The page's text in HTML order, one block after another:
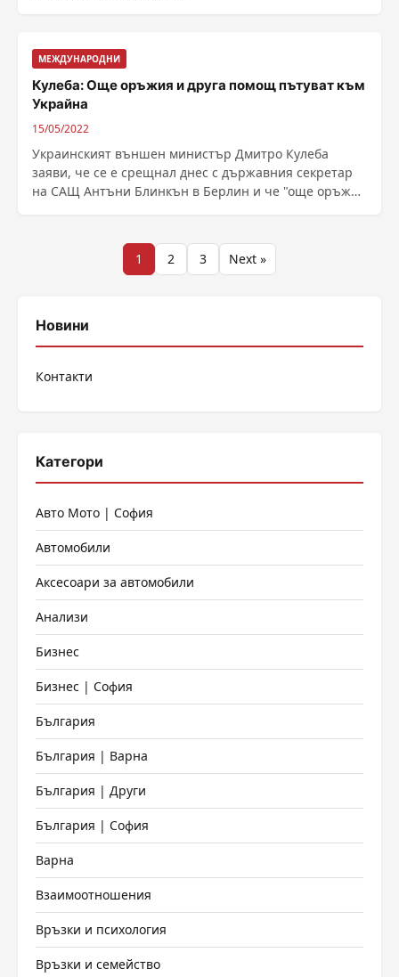
МЕЖДУНАРОДНИ
Кулеба: Още оръжия и друга помощ пътуват към
Украйна
15/05/2022
Украинският външен министър Дмитро Кулеба
заяви, че се е срещнал днес с държавния секретар
на САЩ Антъни Блинкън в Берлин и че "още оръжия
публикациите
1 2 3 Next »
Новини
Контакти
Категори
Авто Мото | София
Автомобили
Аксесоари за автомобили
Анализи
Бизнес
Бизнес | София
България
България | Варна
България | Други
България | София
Варна
Взаимоотношения
Връзки и психология
Връзки и семейство